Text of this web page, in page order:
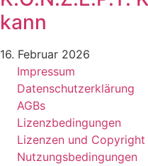
kann
16. Februar 2026
Impressum
Datenschutzerklärung
AGBs
Lizenzbedingungen
Lizenzen und Copyright
Nutzungsbedingungen